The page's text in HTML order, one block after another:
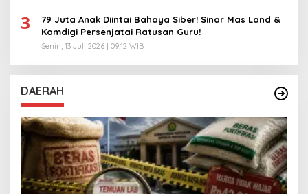
3
79 Juta Anak Diintai Bahaya Siber! Sinar Mas Land &
Komdigi Persenjatai Ratusan Guru!
Senin, 13 Juli 2026 | 09:12 WIB
DAERAH